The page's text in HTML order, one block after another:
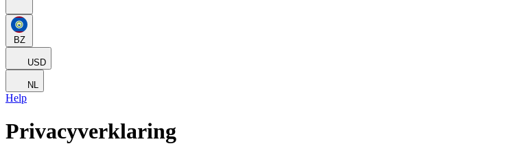
BZ
USD
NL
Help
Privacyverklaring